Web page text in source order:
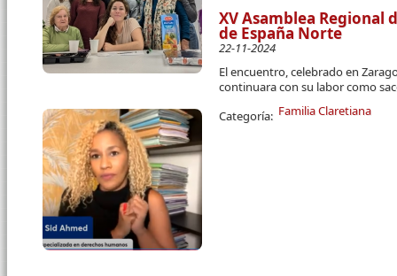
Categoría:
XV Asamblea Regional
de España Norte
22-11-2024
El encuentro, celebrado en
continuara con su labor como
Familia Claretiana
Páginas